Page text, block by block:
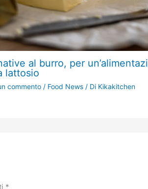
al burro, per
lattosio
commento / Food News/ Di Kikakitchen
*